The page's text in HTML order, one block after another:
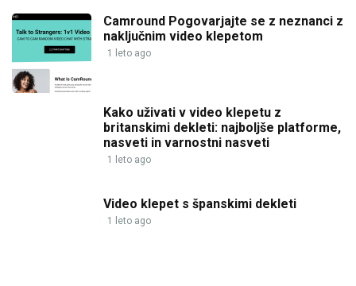
Camround Pogovarjajte se z neznanci z
naključnim video klepetom
1 leto ago
Kako uživati v video klepetu z
britanskimi dekleti: najboljše platforme,
nasveti in varnostni nasveti
1 leto ago
Video klepet s španskimi dekleti
1 leto ago